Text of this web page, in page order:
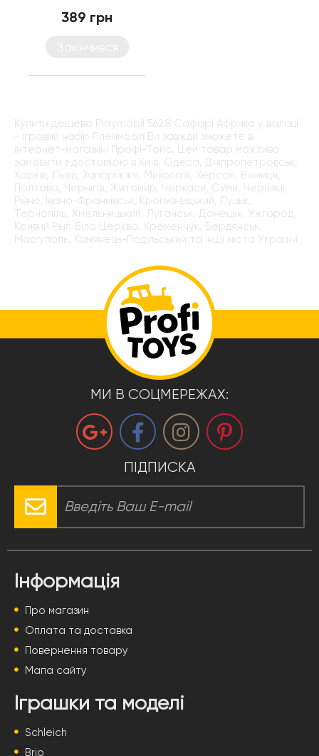
389 грн
Купити дешево Playmobil 5628 Сафарі Африка у валізці
- ігровий набір Плеймобіл Ви завжди зможете в
інтернет-магазині Профі-Тойс. Цей товар можливо
замовити з доставкою в Київ, Одеса, Дніпропетровськ,
Харків, Львів, Запоріжжя, Миколаїв, Херсон, Вінниця,
Полтава, Чернігів, Житомир, Черкаси, Суми, Чернівці,
Рівне, Івано-Франківськ, Кропивницький, Луцьк,
Тернопіль, Хмельницький, Луганськ, Донецьк, Ужгород,
Кривий Рыг, Біла Церква, Кременчук, Бердянськ,
Маріуполь, Камянець-Подільський та інші міста України
МИ В СОЦМЕРЕЖАХ:
ПІДПИСКА
Інформація
Про магазин
Оплата та доставка
Повернення товару
Мапа сайту
Іграшки та моделі
Schleich
Brio